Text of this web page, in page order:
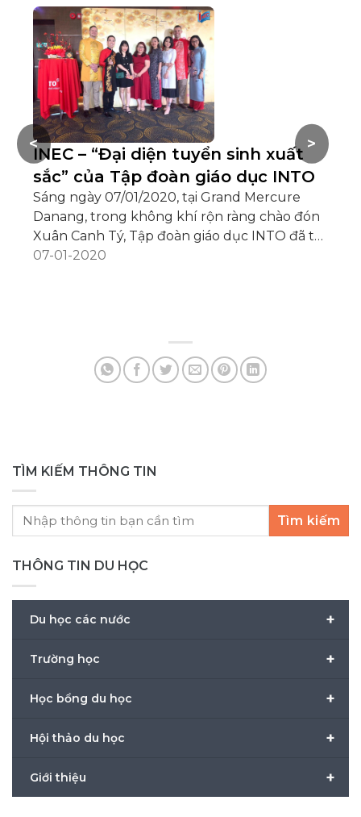
INEC – “Đại diện tuyển sinh xuất
sắc” của Tập đoàn giáo dục INTO
Sáng ngày 07/01/2020, tại Grand Mercure
Danang, trong không khí rộn ràng chào đón
Xuân Canh Tý, Tập đoàn giáo dục INTO đã tổ
chức tiệc INTO Tet Lunchoen Da Nang nhằm
INEC trong việc hỗ trợ Tập đoàn INTO chọn
07-01-2020
>
<
TÌM KIẾM THÔNG TIN
Tìm kiếm
THÔNG TIN DU HỌC
+
Du học các nước
+
Trường học
+
Học bổng du học
+
Hội thảo du học
+
Giới thiệu